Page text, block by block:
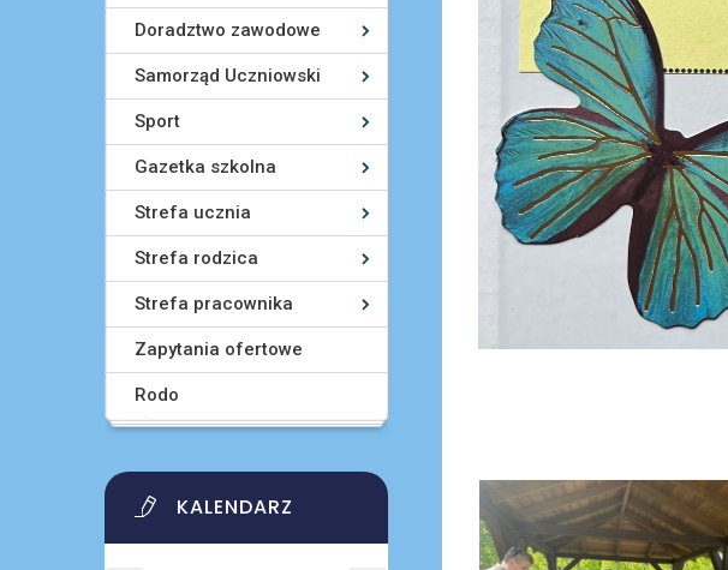
Doradztwo zawodowe
Samorząd Uczniowski
Sport
Gazetka szkolna
Strefa ucznia
Strefa rodzica
Strefa pracownika
Zapytania ofertowe
Rodo
KALENDARZ